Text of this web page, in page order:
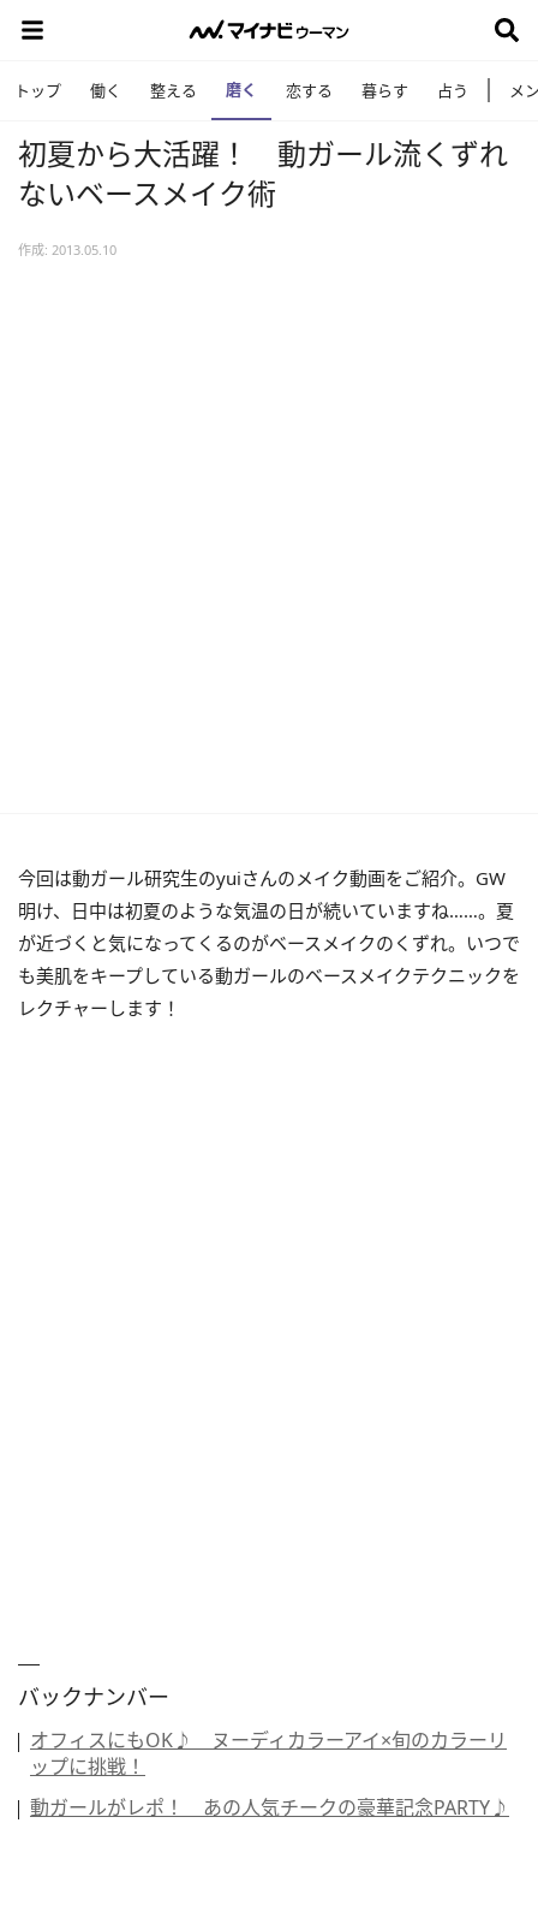
トップ 働く 整える 磨く 恋する 暮らす 占う メ
初夏から大活躍！ 動ガール流くずれ
ないベースメイク術
作成: 2013.05.10
今回は動ガール研究生のyuiさんのメイク動画をご紹介。GW
明け、日中は初夏のような気温の日が続いていますね……。夏
が近づくと気になってくるのがベースメイクのくずれ。いつで
も美肌をキープしている動ガールのベースメイクテクニックを
レクチャーします！
バックナンバー
オフィスにもOK♪ ヌーディカラーアイ×旬のカラーリ
ップに挑戦！
動ガールがレポ！ あの人気チークの豪華記念PARTY♪